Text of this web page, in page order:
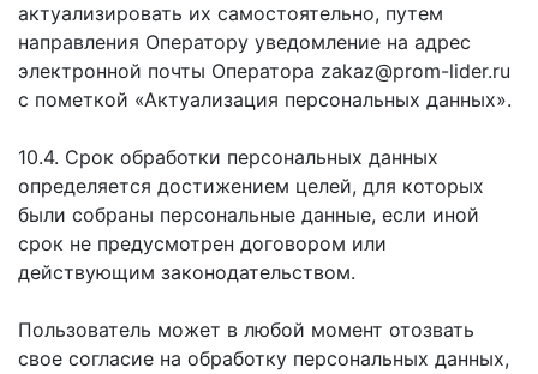
актуализировать их самостоятельно, путем
направления Оператору уведомление на адрес
электронной почты Оператора zakaz@prom-lider.ru
с пометкой «Актуализация персональных данных».
10.4. Срок обработки персональных данных
определяется достижением целей, для которых
были собраны персональные данные, если иной
срок не предусмотрен договором или
действующим законодательством.
Пользователь может в любой момент отозвать
свое согласие на обработку персональных данных,